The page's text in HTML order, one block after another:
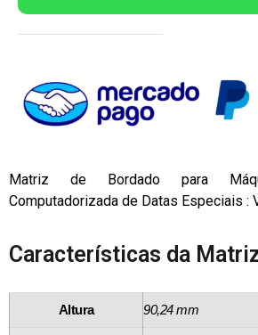
Matriz de Bordado para
Computadorizada de Datas Especiais :
Características da
Altura 90,24 mm